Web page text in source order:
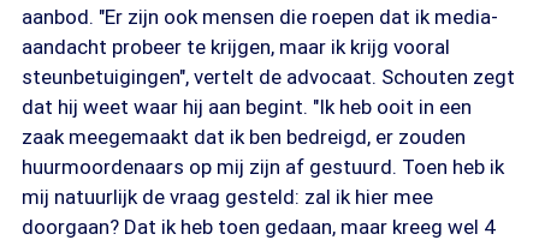
aanbod. "Er zijn ook mensen die roepen dat ik media-
aandacht probeer te krijgen, maar ik krijg vooral
steunbetuigingen", vertelt de advocaat. Schouten zegt
dat hij weet waar hij aan begint. "Ik heb ooit in een
zaak meegemaakt dat ik ben bedreigd, er zouden
huurmoordenaars op mij zijn af gestuurd. Toen heb ik
mij natuurlijk de vraag gesteld: zal ik hier mee
doorgaan? Dat ik heb toen gedaan, maar kreeg wel 4